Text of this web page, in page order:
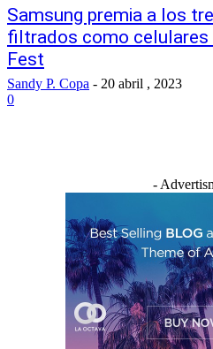
Samsung premia a los
filtrados como celulares
Fest
Sandy P. Copa - 20 abril , 2023
0
-